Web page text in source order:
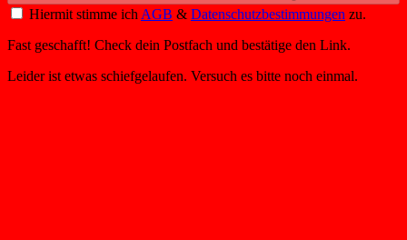
Hiermit stimme ich AGB & Datenschutzbestimmungen zu.
Fast geschafft! Check dein Postfach und bestätige den Link.
Leider ist etwas schiefgelaufen. Versuch es bitte noch einmal.